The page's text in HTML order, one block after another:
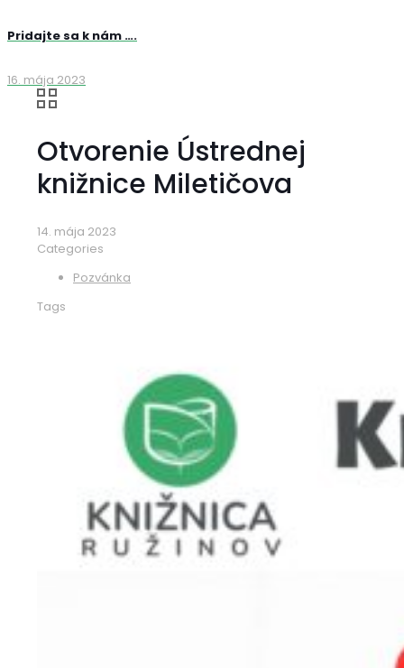
Pridajte sa k nám ….
16. mája 2023
Otvorenie Ústrednej
knižnice Miletičova
14. mája 2023
Categories
Pozvánka
Tags